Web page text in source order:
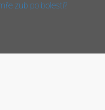
zub po bolesti?